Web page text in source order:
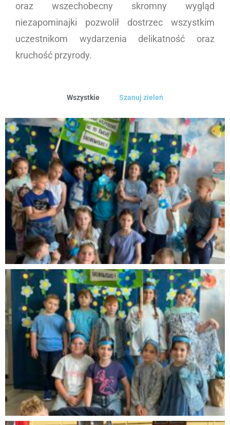
oraz wszechobecny skromny wygląd
niezapominajki pozwolił dostrzec wszystkim
uczestnikom wydarzenia delikatność oraz
kruchość przyrody.
Wszystkie Szanuj zieleń